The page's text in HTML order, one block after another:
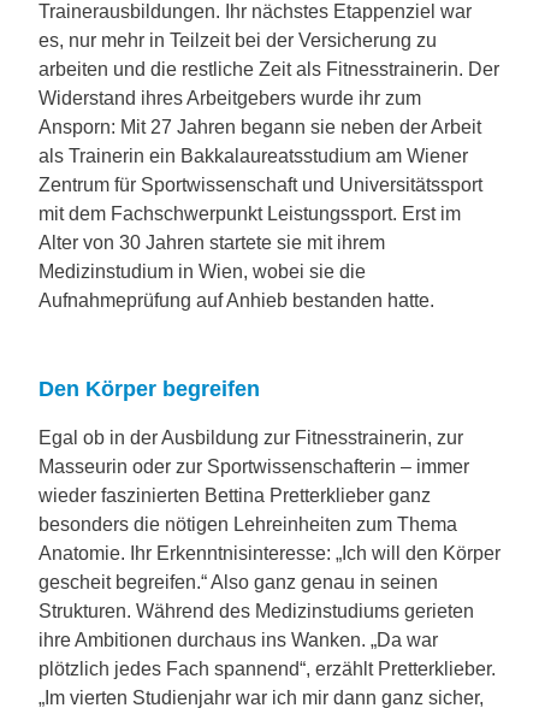
Trainerausbildungen. Ihr nächstes Etappenziel war
es, nur mehr in Teilzeit bei der Versicherung zu
arbeiten und die restliche Zeit als Fitnesstrainerin. Der
Widerstand ihres Arbeitgebers wurde ihr zum
Ansporn: Mit 27 Jahren begann sie neben der Arbeit
als Trainerin ein Bakkalaureatsstudium am Wiener
Zentrum für Sportwissenschaft und Universitätssport
mit dem Fachschwerpunkt Leistungssport. Erst im
Alter von 30 Jahren startete sie mit ihrem
Medizinstudium in Wien, wobei sie die
Aufnahmeprüfung auf Anhieb bestanden hatte.
Den Körper begreifen
Egal ob in der Ausbildung zur Fitnesstrainerin, zur
Masseurin oder zur Sportwissenschafterin – immer
wieder faszinierten Bettina Pretterklieber ganz
besonders die nötigen Lehreinheiten zum Thema
Anatomie. Ihr Erkenntnisinteresse: „Ich will den Körper
gescheit begreifen.“ Also ganz genau in seinen
Strukturen. Während des Medizinstudiums gerieten
ihre Ambitionen durchaus ins Wanken. „Da war
plötzlich jedes Fach spannend“, erzählt Pretterklieber.
„Im vierten Studienjahr war ich mir dann ganz sicher,